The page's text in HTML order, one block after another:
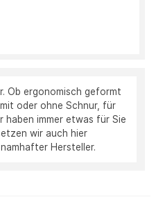
Ob ergonomisch geformt
oder ohne Schnur, für
haben immer etwas für Sie
wir auch hier
Hersteller.